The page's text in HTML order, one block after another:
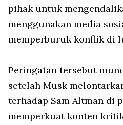
pihak untuk
menggunakan media
memperburuk konflik di
Peringatan tersebut
setelah Musk
terhadap Sam Altman di
memperkuat konten